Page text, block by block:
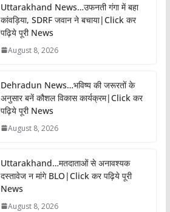
Uttarakhand News…उफनती गंगा में बहा
कांवड़िया, SDRF जवान ने बचाया|Click कर
पढ़िये पूरी News
August 8, 2026
Dehradun News…भविष्य की जरूरतों के
अनुसार बनें कौशल विकास कार्यक्रम|Click कर
पढ़िये पूरी News
August 8, 2026
Uttarakhand…मतदाताओं से अनावश्यक
दस्तावेज न मांगे BLO|Click कर पढ़िये पूरी
News
August 8, 2026